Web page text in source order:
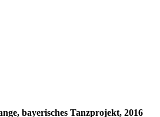
bayerisches Tanzprojekt, 2016